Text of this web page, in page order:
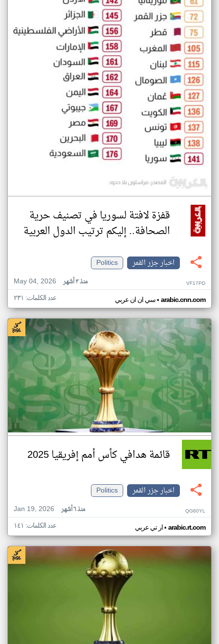
قفزة لافتة لسوريا في تصنيف حرية
الصحافة.. إليكم ترتيب الدول العربية
اخبار جزر القمر
Politics
May 04, 2026
منذ ٣ أشهر VF17PD
سي ان ان عربي• arabic.cnn.com عدد الكلمات: ٢٣١
قائمة هدافي كأس أمم إفريقيا 2025
اخبار جزر القمر
Politics
Jan 19, 2026
منذ ٦ أشهر QG60YL
ار تي عربي• arabic.rt.com عدد الكلمات: ١٤١